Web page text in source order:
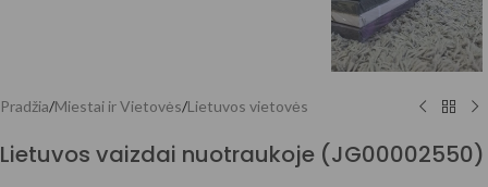
Pradžia/Miestai ir Vietovės/Lietuvos vietovės
Lietuvos vaizdai nuotraukoje (JG00002550)